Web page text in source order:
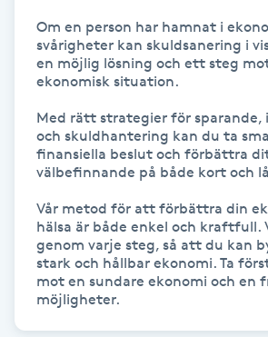
Gel naglar
Gellack
Gravidmassage
Gravidyoga
Om en person har hamnat i
svårigheter kan skuldsanering i
en möjlig lösning och ett steg
ekonomisk situation.
Med rätt strategier för sparande,
och skuldhantering kan du ta
finansiella beslut och förbättra
välbefinnande på både kort och
Vår metod för att förbättra din
hälsa är både enkel och kraftfull.
genom varje steg, så att du kan
stark och hållbar ekonomi. Ta
mot en sundare ekonomi och en
möjligheter.